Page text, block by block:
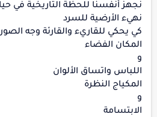
نجهز أنفسنا للحظة التاريخية في
نهيء الأرضية للسرد
كي يحكي للقاريء والقارئة وجه
المكان الفضاء
و
اللباس واتساق الألوان
المكياج النظرة
و
الابتسامة